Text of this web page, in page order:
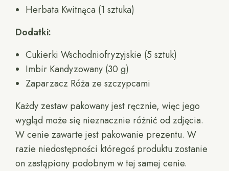
Herbata Kwitnąca (1 sztuka)
Dodatki:
Cukierki Wschodniofryzyjskie (5 sztuk)
Imbir Kandyzowany (30 g)
Zaparzacz Róża ze szczypcami
Każdy zestaw pakowany jest ręcznie, więc jego
wygląd może się nieznacznie różnić od zdjęcia.
W cenie zawarte jest pakowanie prezentu. W
razie niedostępności któregoś produktu zostanie
on zastąpiony podobnym w tej samej cenie.